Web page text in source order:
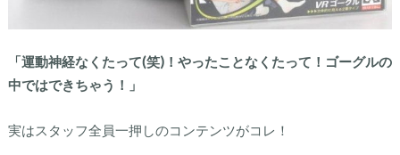
「運動神経なくたって(笑)！やったことなくたって！ゴーグルの
中ではできちゃう！」
実はスタッフ全員一押しのコンテンツがコレ！